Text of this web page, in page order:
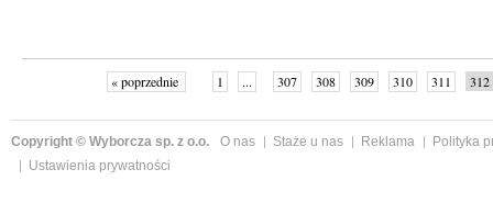
« poprzednie 1 ... 307 308 309 310 311 312
Copyright © Wyborcza sp. z o.o. O nas Staże u nas Reklama
Polityka
Ustawienia prywatności